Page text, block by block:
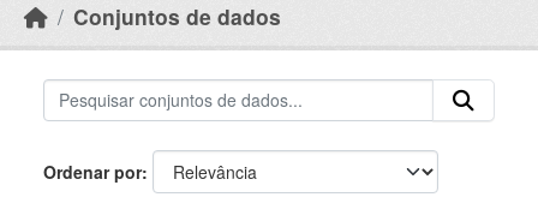
Conjuntos de dados
Ordenar por